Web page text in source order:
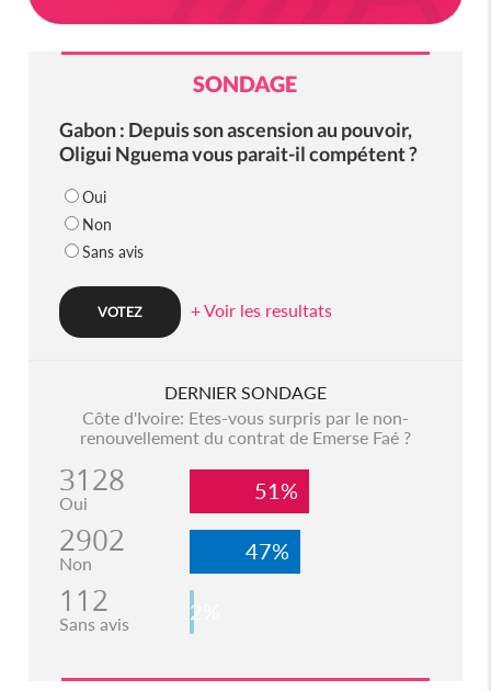
SONDAGE
Gabon : Depuis son ascension au pouvoir,
Oligui Nguema vous parait-il compétent ?
Oui
Non
Sans avis
+ Voir les resultats
DERNIER SONDAGE
Côte d'Ivoire: Etes-vous surpris par le non-
renouvellement du contrat de Emerse Faé ?
3128
Oui 51%
2902
Non 47%
112
Sans avis 2%